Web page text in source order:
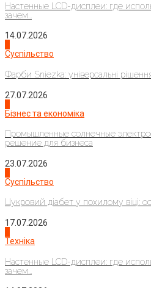
Настенные LCD-дисплеи: где
зачем...
14.07.2026
Суспільство
Фарби Sniezka: універсальні рішення
27.07.2026
Бізнес та економіка
Промышленные солнечные
решение для бизнеса
23.07.2026
Суспільство
Цукровий діабет у похилому віці:
17.07.2026
Техніка
Настенные LCD-дисплеи: где
зачем...